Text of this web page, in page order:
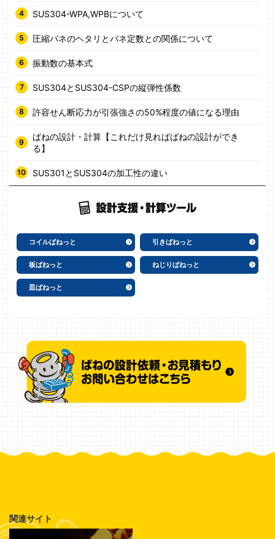
SUS304-WPA,WPBについて
圧縮バネのヘタリとバネ定数との関係について
振動数の基本式
SUS304とSUS304-CSPの縦弾性係数
許容せん断応力が引張強さの50%程度の値になる理由
ばねの設計・計算【これだけ見ればばねの設計ができ
る】
SUS301とSUS304の加工性の違い
コイルばねっと 引きばねっと
板ばねっと ねじりばねっと
皿ばねっと
関連サイト